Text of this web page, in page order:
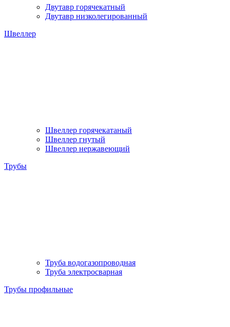
Двутавр горячекатный
Двутавр низколегированный
Швеллер
Швеллер горячекатаный
Швеллер гнутый
Швеллер нержавеющий
Трубы
Труба водогазопроводная
Труба электросварная
Трубы профильные